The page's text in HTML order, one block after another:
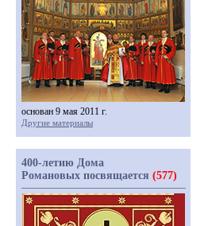
основан 9 мая 2011 г.
Другие материалы
400-летию Дома
Романовых посвящается (577)